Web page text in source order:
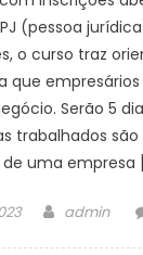
(pessoa
o curso traz
que
Serão 5
trabalhados
de uma empresa
Author
admin